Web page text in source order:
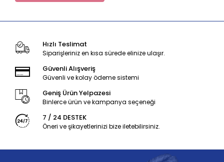
Hızlı Teslimat
Siparişleriniz en kısa sürede elinize ulaşır.
Güvenli Alışveriş
Güvenli ve kolay ödeme sistemi
Geniş Ürün Yelpazesi
Binlerce ürün ve kampanya seçeneği
7 / 24 DESTEK
Öneri ve şikayetlerinizi bize iletebilirsiniz.